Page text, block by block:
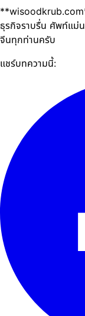
ธุรกิจราบรื่น ศัพท์แม่น
จีนทุกท่านครับ
แชร์บทความนี้: